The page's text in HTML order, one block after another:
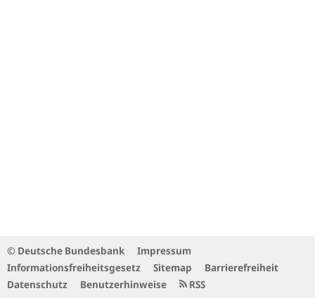
© Deutsche Bundesbank
Impressum
Informationsfreiheitsgesetz
Sitemap
Barrierefreiheit
Datenschutz
Benutzerhinweise RSS